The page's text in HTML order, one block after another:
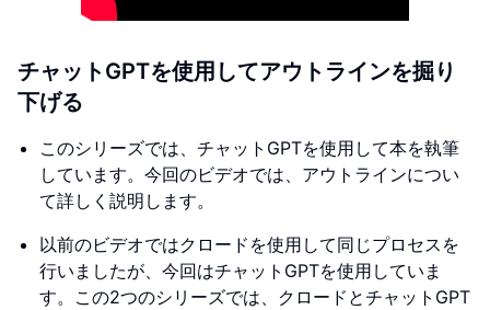
チャットGPTを使用してアウトラインを掘り
下げる
このシリーズでは、チャットGPTを使用して本を執筆
しています。今回のビデオでは、アウトラインについ
て詳しく説明します。
以前のビデオではクロードを使用して同じプロセスを
行いましたが、今回はチャットGPTを使用していま
す。この2つのシリーズでは、クロードとチャットGPT